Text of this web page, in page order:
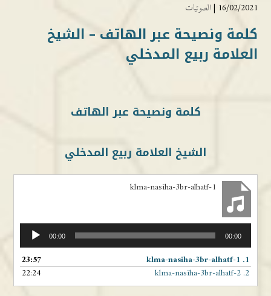
16/02/2021 | الصوتيات
كلمة ونصيحة عبر الهاتف – الشيخ
العلامة ربيع المدخلي
كلمة ونصيحة عبر الهاتف
الشيخ العلامة ربيع المدخلي
klma-nasiha-3br-alhatf-1
الصوت
00:00 00:00
1.
klma-nasiha-3br-alhatf-1
23:57
2.
klma-nasiha-3br-alhatf-2
22:24